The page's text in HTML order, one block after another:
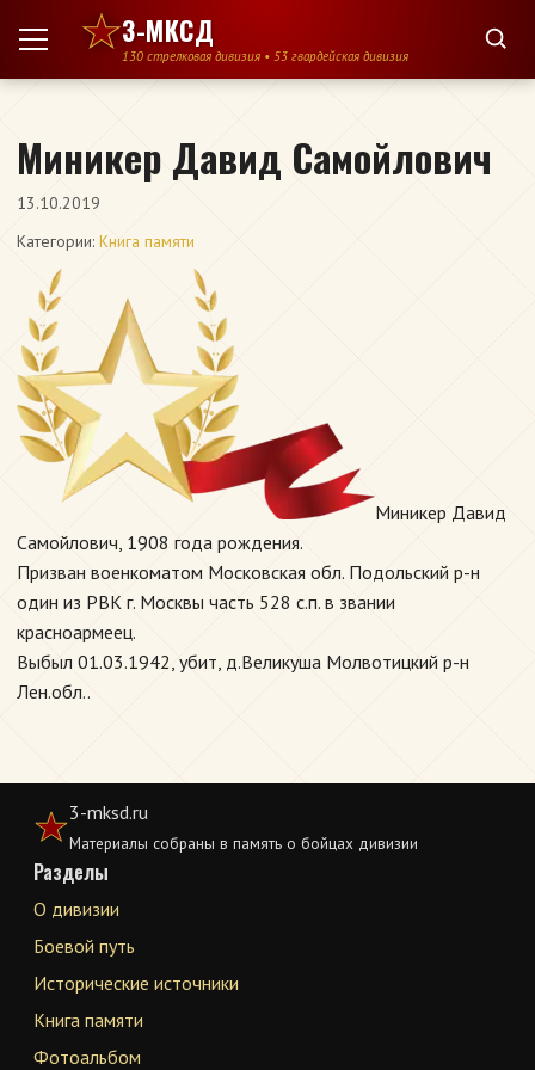
Перейти к содержимому
3-МКСД
130 стрелковая дивизия • 53 гвардейская дивизия
Миникер Давид Самойлович
13.10.2019
Категории: Книга памяти
Миникер Давид
Самойлович, 1908 года рождения.
Призван военкоматом Московская обл. Подольский р-н
один из РВК г. Москвы часть 528 с.п. в звании
красноармеец.
Выбыл 01.03.1942, убит, д.Великуша Молвотицкий р-н
Лен.обл..
3-mksd.ru
Материалы собраны в память о бойцах дивизии
Разделы
О дивизии
Боевой путь
Исторические источники
Книга памяти
Фотоальбом